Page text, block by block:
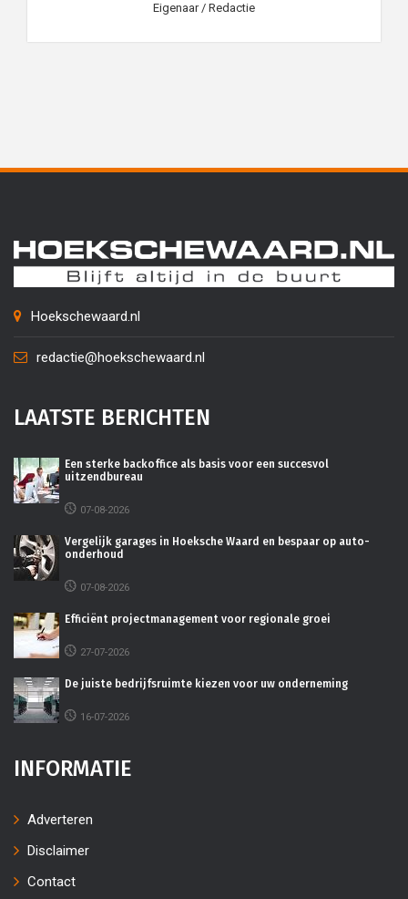
Eigenaar / Redactie
Hoekschewaard.nl
redactie@hoekschewaard.nl
LAATSTE BERICHTEN
Een sterke backoffice als basis voor een succesvol
uitzendbureau
07-08-2026
Vergelijk garages in Hoeksche Waard en bespaar op auto-
onderhoud
07-08-2026
Efficiënt projectmanagement voor regionale groei
27-07-2026
De juiste bedrijfsruimte kiezen voor uw onderneming
16-07-2026
INFORMATIE
Adverteren
Disclaimer
Contact